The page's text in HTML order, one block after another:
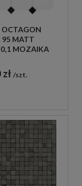
OCTAGON
95 MATT
MOZAIKA
szt.